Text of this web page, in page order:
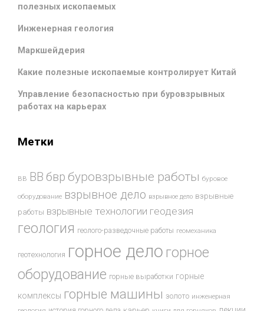
полезных ископаемых
Инженерная геология
Маркшейдерия
Какие полезные ископаемые контролирует Китай
Управление безопасностью при буровзрывных
работах на карьерах
Метки
ВВ ВВ бвр буровзрывные работы буровое
оборудование взрывное дело взрывное дело взрывные
работы взрывные технологии геодезия
геология геолого-разведочные работы геомеханика
геотехнология горное дело горное
оборудование горные выработки горные
комплексы горные машины золото инженерная